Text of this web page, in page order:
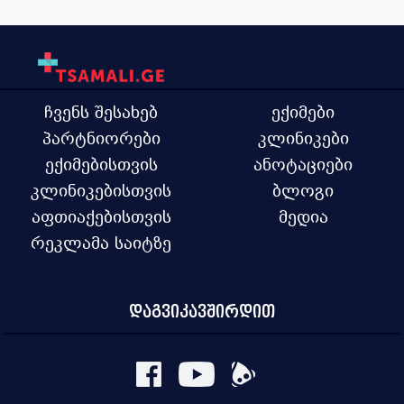
ჩვენს შესახებ
პარტნიორები
ექიმებისთვის
კლინიკებისთვის
აფთიაქებისთვის
რეკლამა საიტზე
ექიმები
კლინიკები
ანოტაციები
ბლოგი
მედია
დაგვიკავშირდით